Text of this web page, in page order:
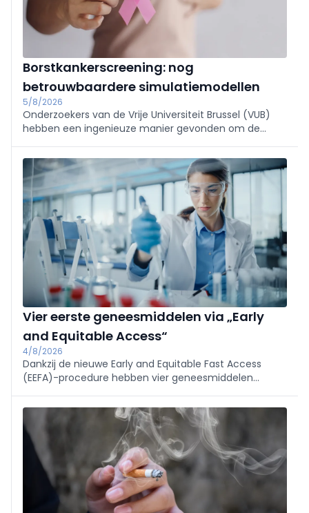
Borstkankerscreening: nog
betrouwbaardere simulatiemodellen
5/8/2026
Onderzoekers van de Vrije Universiteit Brussel (VUB)
hebben een ingenieuze manier gevonden om de
grondslag liggen aan programma’s voor
borstkankerscreening.
Vier eerste geneesmiddelen via „Early
and Equitable Access“
4/8/2026
Dankzij de nieuwe Early and Equitable Fast Access
(EEFA)-procedure hebben vier geneesmiddelen
vier geneesmiddelen vallen onder de oncologie, maar
één ervan is bestemd voor de nefrologie.